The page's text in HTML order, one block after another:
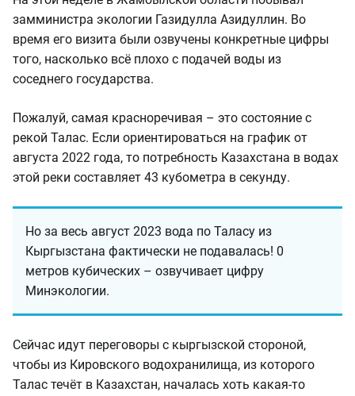
замминистра экологии Газидулла Азидуллин. Во
время его визита были озвучены конкретные цифры
того, насколько всё плохо с подачей воды из
соседнего государства.
Пожалуй, самая красноречивая – это состояние с
рекой Талас. Если ориентироваться на график от
августа 2022 года, то потребность Казахстана в водах
этой реки составляет 43 кубометра в секунду.
Но за весь август 2023 вода по Таласу из
Кыргызстана фактически не подавалась! 0
метров кубических – озвучивает цифру
Минэкологии.
Сейчас идут переговоры с кыргызской стороной,
чтобы из Кировского водохранилища, из которого
Талас течёт в Казахстан, началась хоть какая-то